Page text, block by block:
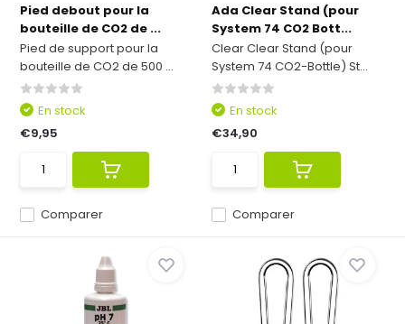
Pied debout pour la
bouteille de CO2 de ...
Pied de support pour la
bouteille de CO2 de 500 ...
Comparer
En stock
€9,95
Ada Clear Stand (pour
System 74 CO2 Bott...
Clear Clear Stand (pour
System 74 CO2-Bottle) St...
Comparer
En stock
€34,90